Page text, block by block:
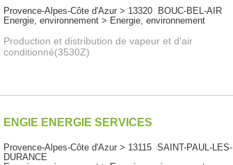
Provence-Alpes-Côte d'Azur > 13320 BOUC-BEL-AIR
Energie, environnement > Energie, environnement
Production et distribution de vapeur et d'air
conditionné(3530Z)
ENGIE ENERGIE SERVICES
Provence-Alpes-Côte d'Azur > 13115 SAINT-PAUL-LES-
DURANCE